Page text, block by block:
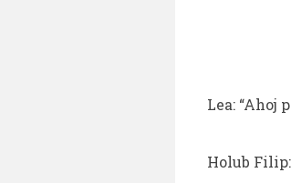
Lea: “Ahoj
Holub